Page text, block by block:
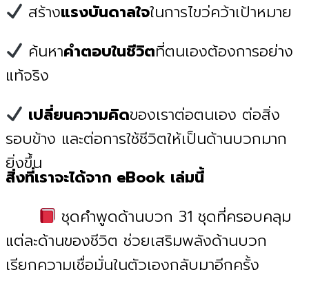
สร้างแรงบันดาลใจในการไขว่คว้าเป้าหมาย
ค้นหาคำตอบในชีวิตที่ตนเองต้องการอย่าง
แท้จริง
เปลี่ยนความคิดของเราต่อตนเอง ต่อสิ่ง
รอบข้าง และต่อการใช้ชีวิตให้เป็นด้านบวกมาก
ยิ่งขึ้น
สิ่งที่เราจะได้จาก eBook เล่มนี้
ชุดคำพูดด้านบวก 31 ชุดที่ครอบคลุม
แต่ละด้านของชีวิต ช่วยเสริมพลังด้านบวก
เรียกความเชื่อมั่นในตัวเองกลับมาอีกครั้ง